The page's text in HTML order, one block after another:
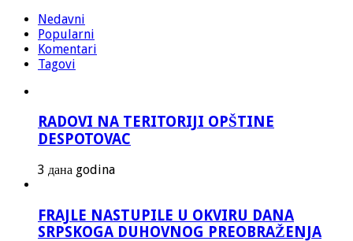
Nedavni
Popularni
Komentari
Tagovi
RADOVI NA TERITORIJI OPŠTINE
DESPOTOVAC
3 дана godina
FRAJLE NASTUPILE U OKVIRU DANA
SRPSKOGA DUHOVNOG PREOBRAŽENJA